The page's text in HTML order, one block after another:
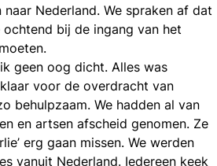
Nederland. We spraken af dat
bij de ingang van het
geen oog dicht. Alles was
voor de overdracht van
behulpzaam. We hadden al van
en artsen afscheid genomen. Ze
erg gaan missen. We werden
vanuit Nederland. Iedereen keek